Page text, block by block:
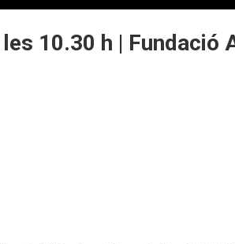
10.30 h | Fundació